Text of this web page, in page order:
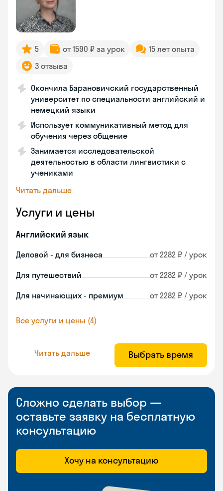
5 от 1590 ₽ за урок
15 лет опыта
3 отзыва
Окончила Барановичский государственный
университет по специальности английский и
немецкий языки
Использует коммуникативный метод для
обучения через общение
Занимается исследовательской
деятельностью в области лингвистики с
учениками
Читать дальше
Услуги и цены
Английский язык
Деловой - для бизнеса от 2282 ₽ / урок
Для путешествий от 2282 ₽ / урок
Для начинающих - премиум от 2282 ₽ / урок
Все услуги и цены (4)
Читать дальше Выбрать время
Сложно сделать выбор —
оставьте заявку на бесплатную
консультацию
Хочу на консультацию